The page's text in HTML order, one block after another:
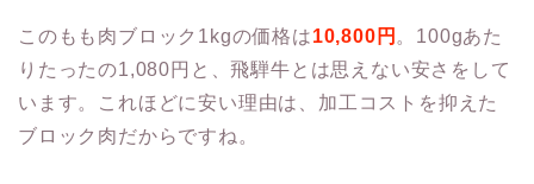
このもも肉ブロック1kgの価格は10,800円 。100gあた
りたったの1,080円と、飛騨牛とは思えない安さをして
います。これほどに安い理由は、加工コストを抑えた
ブロック肉だからですね。